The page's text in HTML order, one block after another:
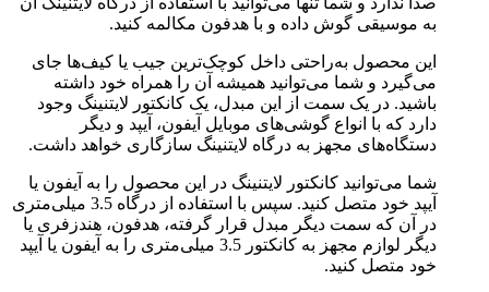
به موسیقی گوش داده و با هدفون مکالمه کنید.
این محصول به‌راحتی داخل کوچک‌ترین جیب یا کیف‌ها جای
می‌گیرد و شما می‌توانید همیشه آن را همراه خود داشته
باشید. در یک سمت از این مبدل، یک کانکتور لایتنینگ وجود
دارد که با انواع گوشی‌های موبایل آیفون، آیپد و دیگر
دستگاه‌های مجهز به درگاه لایتنینگ سازگاری خواهد داشت.
شما می‌توانید کانکتور لایتنینگ در این محصول را به آیفون یا
آیپد خود متصل کنید. سپس با استفاده از درگاه 3.5 میلی‌متری
در آن که سمت دیگر مبدل قرار گرفته، هدفون، هندزفری یا
دیگر لوازم مجهز به کانکتور 3.5 میلی‌متری را به آیفون یا آیپد
خود متصل کنید.